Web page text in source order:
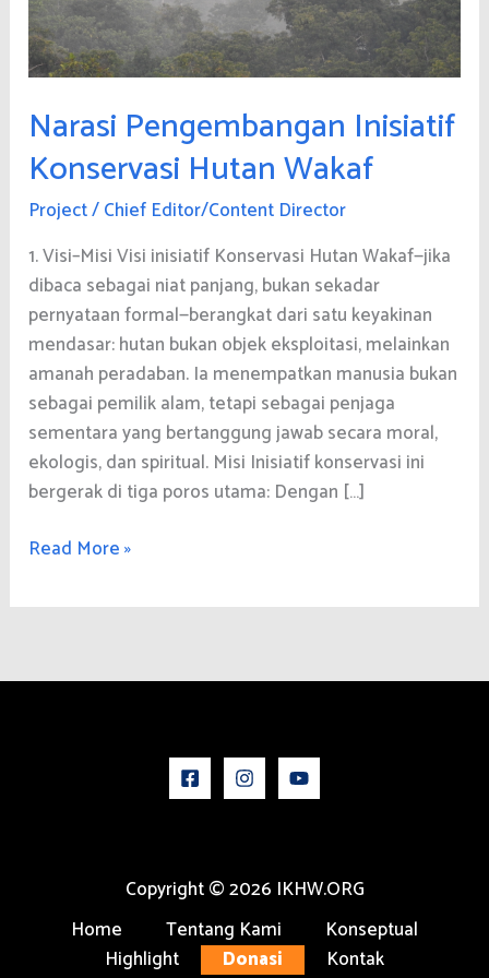
Narasi Pengembangan Inisiatif
Konservasi Hutan Wakaf
Project/Chief Editor/Content Director
1. Visi–Misi Visi inisiatif Konservasi Hutan Wakaf—jika
dibaca sebagai niat panjang, bukan sekadar
pernyataan formal—berangkat dari satu keyakinan
mendasar: hutan bukan objek eksploitasi, melainkan
amanah peradaban. Ia menempatkan manusia bukan
sebagai pemilik alam, tetapi sebagai penjaga
sementara yang bertanggung jawab secara moral,
ekologis, dan spiritual. Misi Inisiatif konservasi ini
bergerak di tiga poros utama: Dengan […]
Narasi
Inisiatif
Read More »
Copyright © 2026 IKHW.ORG
Home
Tentang Kami
Konseptual
Highlight
Donasi
Kontak